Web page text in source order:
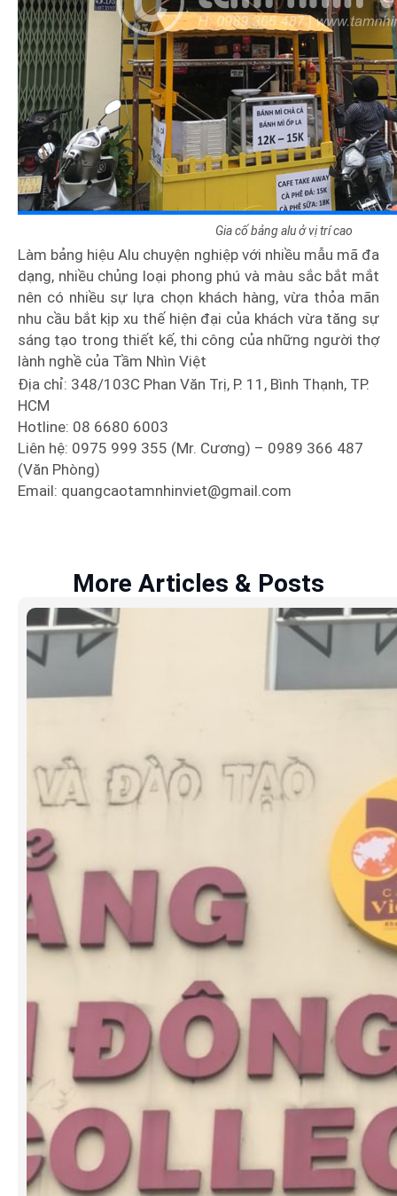
Gia cố bảng alu ở vị trí cao
Làm bảng hiệu Alu chuyện nghiệp với nhiều mẫu mã đa
dạng, nhiều chủng loại phong phú và màu sắc bắt mắt
nên có nhiều sự lựa chọn khách hàng, vừa thỏa mãn
nhu cầu bắt kịp xu thế hiện đại của khách vừa tăng sự
sáng tạo trong thiết kế, thi công của những người thợ
lành nghề của Tầm Nhìn Việt
Địa chỉ: 348/103C Phan Văn Trị, P. 11, Bình Thạnh, TP.
HCM
Hotline: 08 6680 6003
Liên hệ: 0975 999 355 (Mr. Cương) – 0989 366 487
(Văn Phòng)
Email: quangcaotamnhinviet@gmail.com
More Articles & Posts